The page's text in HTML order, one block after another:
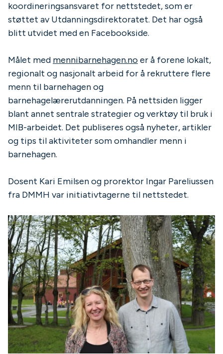
koordineringsansvaret for nettstedet, som er
støttet av Utdanningsdirektoratet. Det har også
blitt utvidet med en Facebookside.
Målet med mennibarnehagen.no er å forene lokalt,
regionalt og nasjonalt arbeid for å rekruttere flere
menn til barnehagen og
barnehagelærerutdanningen. På nettsiden ligger
blant annet sentrale strategier og verktøy til bruk i
MIB-arbeidet. Det publiseres også nyheter, artikler
og tips til aktiviteter som omhandler menn i
barnehagen.
Dosent Kari Emilsen og prorektor Ingar Pareliussen
fra DMMH var initiativtagerne til nettstedet.